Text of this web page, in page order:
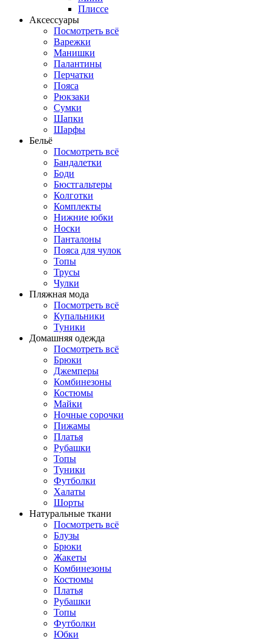
Плиссе
Аксессуары
Посмотреть всё
Варежки
Манишки
Палантины
Перчатки
Пояса
Рюкзаки
Сумки
Шапки
Шарфы
Бельё
Посмотреть всё
Бандалетки
Боди
Бюстгальтеры
Колготки
Комплекты
Нижние юбки
Носки
Панталоны
Поясa для чулок
Топы
Трусы
Чулки
Пляжная мода
Посмотреть всё
Купальники
Туники
Домашняя одежда
Посмотреть всё
Брюки
Джемперы
Комбинезоны
Костюмы
Майки
Ночные сорочки
Пижамы
Платья
Рубашки
Топы
Туники
Футболки
Халаты
Шорты
Натуральные ткани
Посмотреть всё
Блузы
Брюки
Жакеты
Комбинезоны
Костюмы
Платья
Рубашки
Топы
Футболки
Юбки